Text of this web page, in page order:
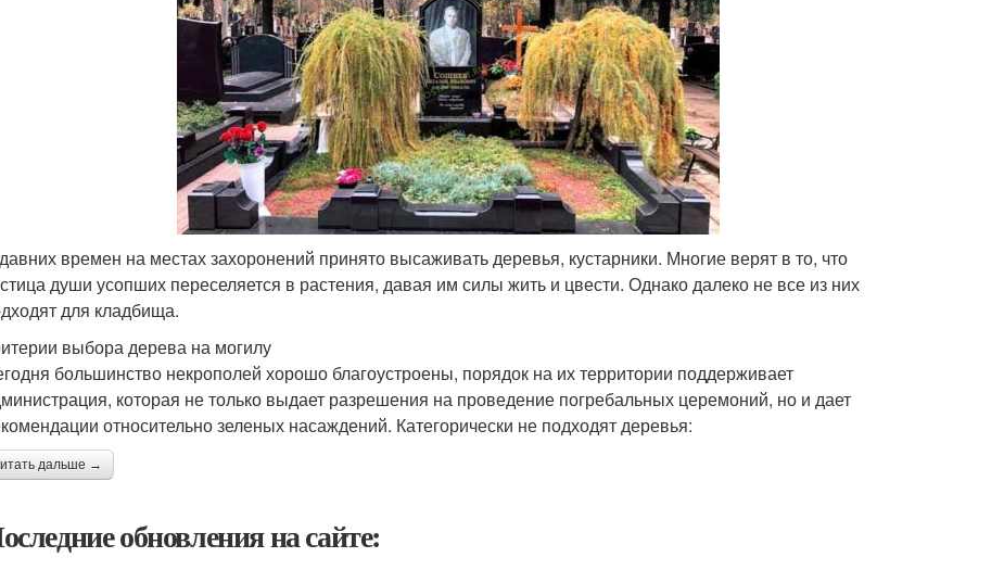
времен на местах захоронений принято высаживать деревья, кустарники. Многие верят в то, что
души усопших переселяется в растения, давая им силы жить и цвести. Однако далеко не все из них
для кладбища.
выбора дерева на могилу
большинство некрополей хорошо благоустроены, порядок на их территории поддерживает
которая не только выдает разрешения на проведение погребальных церемоний, но и дает
относительно зеленых насаждений. Категорически не подходят деревья:
дальше →
обновления на сайте: